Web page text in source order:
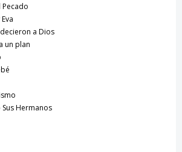
a Dios
un plan
Sus Hermanos